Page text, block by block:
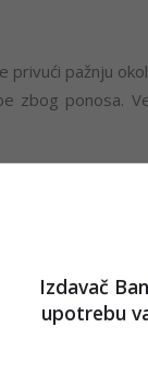
privući pažnju
zbog ponosa.
problema
lako
Izdavač
upotrebu